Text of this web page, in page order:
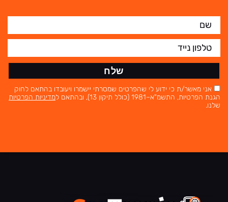
אני מאשר/ת כי ידוע לי שהפרטים שמסרתי יישמרו ויעובדו בהתאם לחוק
הגנת הפרטיות, התשמ"א–1981 (כולל תיקון 13), ובהתאם ל
מדיניות הפרטיות
שלנו.
שלח